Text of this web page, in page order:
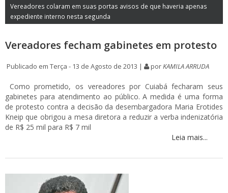
Vereadores colaram em suas portas avisos de que haveria apenas
expediente interno nesta segunda
Vereadores fecham gabinetes em protesto
Publicado em Terça - 13 de Agosto de 2013 | porKAMILA ARRUDA
Como prometido, os vereadores por Cuiabá fecharam seus
gabinetes para atendimento ao público. A medida é uma forma
de protesto contra a decisão da desembargadora Maria Erotides
Kneip que obrigou a mesa diretora a reduzir a verba indenizatória
de R$ 25 mil para R$ 7 mil
Leia mais...